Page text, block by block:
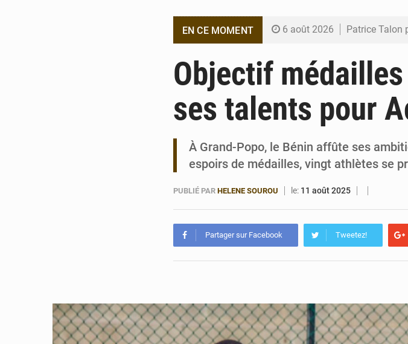
EN CE MOMENT 6 août 2026 Patrice Talon
6 août 2026 Bénin et
6 août 2026 Bénin : Le
Objectif
ses talents pour
À Grand-Popo, le Bénin affûte ses
espoirs de médailles, vingt athlètes se
PUBLIÉ PAR HELENE SOUROU le: 11 août 2025
Partager sur Facebook Tweetez!